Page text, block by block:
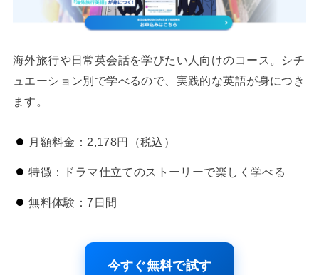
海外旅行や日常英会話を学びたい人向けのコース。シチ
ュエーション別で学べるので、実践的な英語が身につき
ます。
月額料金：2,178円（税込）
特徴：ドラマ仕立てのストーリーで楽しく学べる
無料体験：7日間
今すぐ無料で試す